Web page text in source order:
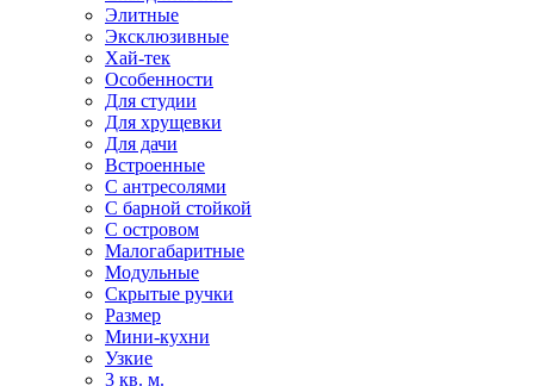
Элитные
Эксклюзивные
Хай-тек
Особенности
Для студии
Для хрущевки
Для дачи
Встроенные
С антресолями
С барной стойкой
С островом
Малогабаритные
Модульные
Скрытые ручки
Размер
Мини-кухни
Узкие
3 кв. м.